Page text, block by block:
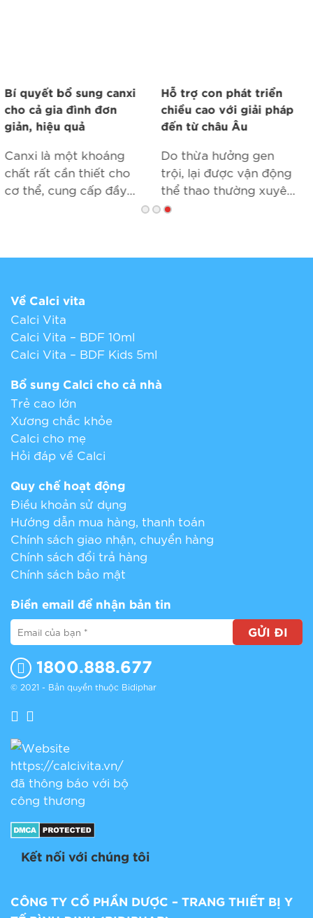
Hỗ trợ con phát triển
chiều cao với giải pháp
đến từ châu Âu
Do thừa hưởng gen
trội, lại được vận động
thể thao thường xuyên
giúp cho người Châu
nổi trội
Đừng để hối tiếc vì bỏ
lỡ cơ hội giúp con bứt
phá chiều cao
Nhiều trường hợp ba
mẹ đưa con ở tuổi dậy
thì đến khám ở Viện đã
phải bật khóc khi biết
chiều cao. Nguyên
Về Calci vita
Calci Vita
Calci Vita – BDF 10ml
Calci Vita – BDF Kids 5ml
Bổ sung Calci cho cả nhà
Trẻ cao lớn
Xương chắc khỏe
Calci cho mẹ
Hỏi đáp về Calci
Quy chế hoạt động
Điều khoản sử dụng
Hướng dẫn mua hàng, thanh toán
Chính sách giao nhận, chuyển hàng
Chính sách đổi trả hàng
Chính sách bảo mật
Điền email để nhận bản tin
GỬI ĐI
1800.888.677
© 2021 - Bản quyền thuộc Bidiphar
Kết nối với chúng tôi
CÔNG TY CỔ PHẦN DƯỢC – TRANG THIẾT BỊ Y